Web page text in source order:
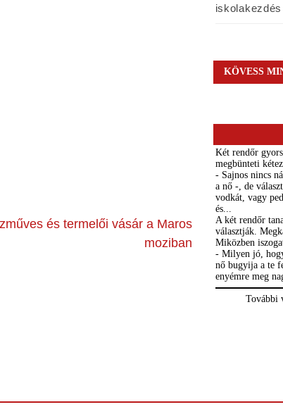
és termelői vásár a Maros
moziban
KÖVESS